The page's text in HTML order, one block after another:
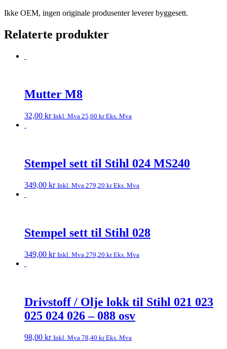
Ikke OEM, ingen originale produsenter leverer byggesett.
Relaterte produkter
Mutter M8
32,00 kr Inkl. Mva 25,60 krEks. Mva
Stempel sett til Stihl 024 MS240
349,00 kr Inkl. Mva 279,20 krEks. Mva
Stempel sett til Stihl 028
349,00 kr Inkl. Mva 279,20 krEks. Mva
Drivstoff / Olje lokk til Stihl 021 023
025 024 026 – 088 osv
98,00 kr Inkl. Mva 78,40 krEks. Mva